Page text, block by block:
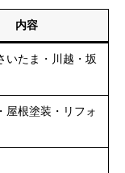
内容
いたま・川越・坂
屋根塗装・リフォ